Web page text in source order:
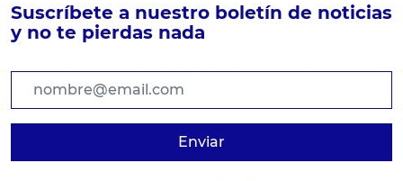
Suscríbete a nuestro boletín de noticias
y no te pierdas nada